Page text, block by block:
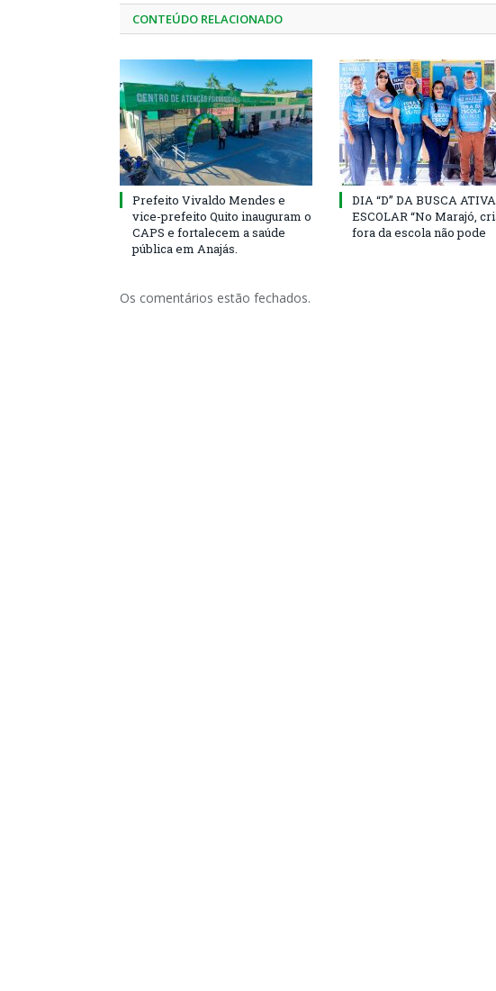
CONTEÚDO RELACIONADO
Prefeito Vivaldo Mendes e
vice-prefeito Quito inauguram o
CAPS e fortalecem a saúde
pública em Anajás.
DIA “D” DA BUSCA ATIVA
ESCOLAR “No Marajó,
fora da escola não pode
Os comentários estão fechados.